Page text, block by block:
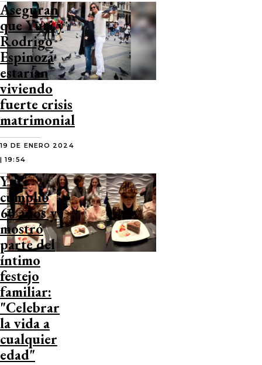
Aseguran
que Yuri y
Rodrigo
Espinoza
estarían
viviendo
fuerte crisis
matrimonial
19 DE ENERO 2024
| 19:54
Yuri
cumplió
60 años y
mostró
parte del
íntimo
festejo
familiar:
"Celebrar
la vida a
cualquier
edad"